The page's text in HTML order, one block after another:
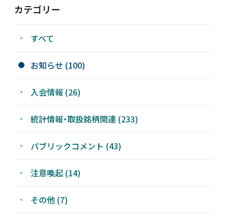
お問い合わせ
JP
カテゴリー
すべて
お知らせ (100)
入会情報 (26)
統計情報・取扱銘柄関連 (233)
パブリックコメント (43)
注意喚起 (14)
その他 (7)